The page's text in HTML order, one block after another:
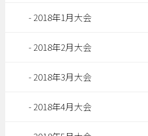
2018年1月大会
2018年2月大会
2018年3月大会
2018年4月大会